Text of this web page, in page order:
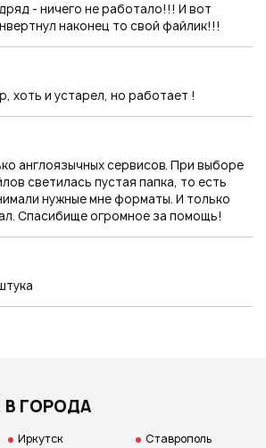
- ничего не работало!!! И вот
наконец то свой файлик!!!
хоть и устарел, но работает !
англоязычных сервисов. При выборе
светилась пустая папка, то есть
нужные мне форматы. И только
Спасибище огромное за помощь!
ГОРОДА
Иркутск
Ставрополь